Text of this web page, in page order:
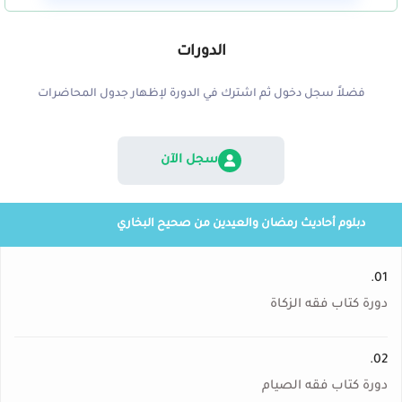
الدورات
فضلاً سجل دخول ثم اشترك في الدورة لإظهار جدول المحاضرات
سجل الآن
دبلوم أحاديث رمضان والعيدين من صحيح البخاري
01.
دورة كتاب فقه الزكاة
02.
دورة كتاب فقه الصيام